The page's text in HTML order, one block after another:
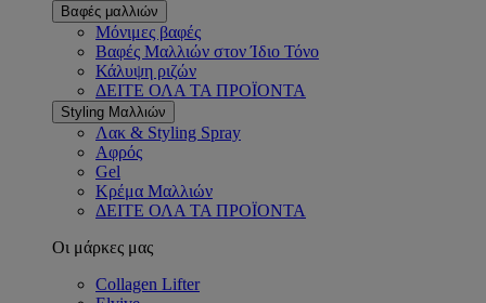
Βαφές μαλλιών
Μόνιμες βαφές
Βαφές Μαλλιών στον Ίδιο Τόνο
Κάλυψη ριζών
ΔΕΙΤΕ ΟΛΑ ΤΑ ΠΡΟΪΟΝΤΑ
Styling Μαλλιών
Λακ & Styling Spray
Αφρός
Gel
Κρέμα Μαλλιών
ΔΕΙΤΕ ΟΛΑ ΤΑ ΠΡΟΪΟΝΤΑ
Οι μάρκες μας
Collagen Lifter